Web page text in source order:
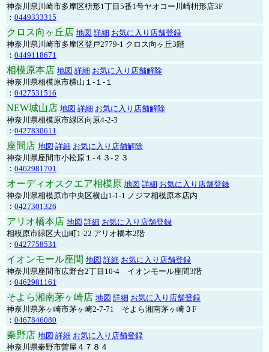
神奈川県川崎市多摩区枡形1丁目5番1号ヤオコー川崎枡形店3F
： 0449333315
クロス向ヶ丘店 地図 詳細 お気に入り店舗登録
神奈川県川崎市多摩区登戸2779-1 クロス向ヶ丘3階
： 0449118671
相模原本店 地図 詳細 お気に入り店舗解除
神奈川県相模原市横山１-１-１
： 0427531516
NEW城山店 地図 詳細 お気に入り店舗解除
神奈川県相模原市緑区向原4-2-3
： 0427830611
座間店 地図 詳細 お気に入り店舗解除
神奈川県座間市小松原１-４３-２３
： 0462981701
オーディオスクエア相模原 地図 詳細 お気に入り店舗登録
神奈川県相模原市中央区横山1-1-1 ノジマ相模原本店内
： 0427301326
アリオ橋本店 地図 詳細 お気に入り店舗登録
相模原市緑区大山町1-22 アリオ橋本2階
： 0427758531
イオンモール座間 地図 詳細 お気に入り店舗登録
神奈川県座間市広野台2丁目10-4 イオンモール座間3階
： 0462981161
そよら湘南茅ヶ崎店 地図 詳細 お気に入り店舗登録
神奈川県茅ヶ崎市茅ヶ崎2‐7‐71 そよら湘南茅ヶ崎３F
： 0467846080
秦野店 地図 詳細 お気に入り店舗登録
神奈川県秦野市曽屋４７８４